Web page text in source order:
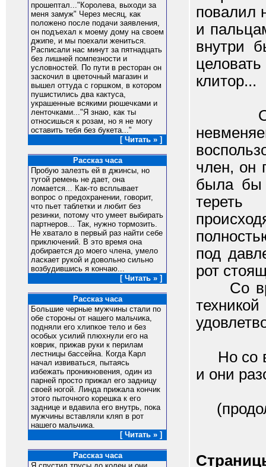
прошептал..."Королева, выходи за
меня замуж" Через месяц, как
положено после подачи заявления,
он подъехал к моему дому на своем
джипе, и мы поехали жениться.
Расписали нас минут за пятнадцать
без лишней помпезности и
условностей. По пути в ресторан он
заскочил в цветочный магазин и
вышел оттуда с горшком, в котором
пушистились два кактуса,
украшенные всякими рюшечками и
ленточками..."Я знаю, как ты
относишься к розам, но я не могу
оставить тебя без букета..."
[ Читать » ]
Рассказ часа
Пробую залезть ей в джинсы, но
тугой ремень не дает, она
ломается... Как-то всплывает
вопрос о предохранении, говорит,
что пьет таблетки и любит без
резинки, потому что умеет выбирать
партнеров... Так, нужно тормозить.
Не хватало в первый раз найти себе
приключений. В это время она
добирается до моего члена, умело
ласкает рукой и довольно сильно
возбудившись я кончаю...
[ Читать » ]
Рассказ часа
Большие черные мужчины стали по
обе стороны от нашего мальчика,
подняли его хлипкое тело и без
особых усилий плюхнули его на
коврик, прижав руки к перилам
лестницы бассейна. Когда Карл
начал извиваться, пытаясь
избежать проникновения, один из
парней просто прижал его задницу
своей ногой. Линда прижала кончик
этого пыточного корешка к его
заднице и вдавила его внутрь, пока
мужчины вставляли кляп в рот
нашего мальчика.
[ Читать » ]
Рассказ часа
повалил
и
внутри
клитор...
Он
член, он
была бы
под
рот
Со
Но со
и они